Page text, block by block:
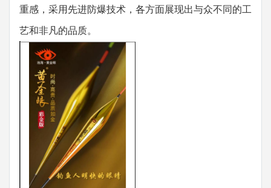
重感，采用先进防爆技术，各方面展现出与众不同的工
艺和非凡的品质。